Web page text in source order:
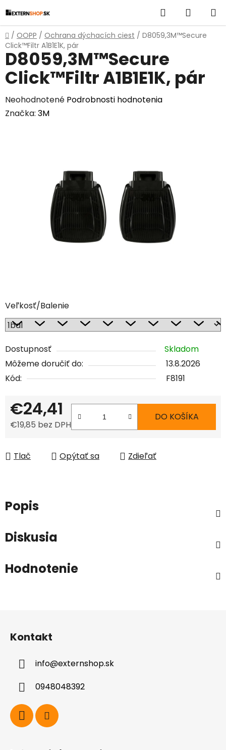
na
obsah
Hľadať
KOŠÍK
Domov
/ OOPP / Ochrana dýchacích ciest / D8059,3M™Secure
Click™Filtr A1B1E1K, pár
Veľkosť/Balenie
Dostupnosť
Skladom
Môžeme doručiť do:
13.8.2026
Kód:
F8191
€24,41
€19,85 bez DPH
DO KOŠÍKA
Tlač Opýtať sa Zdieľať
D8059,3M™Secure
Click™Filtr A1B1E1K, pár
Priemerné
hodnotenie
Neohodnotené Podrobnosti hodnotenia
Značka: 3M
Popis
Diskusia
Hodnotenie
Kontakt
info@externshop.sk
0948048392